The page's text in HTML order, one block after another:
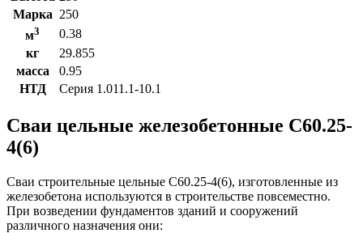
Марка 250
м3
0.38
кг
29.855
масса
0.95
НТД
Серия 1.011.1-10.1
Сваи цельные железобетонные С60.25-
4(6)
Сваи строительные цельные С60.25-4(6), изготовленные из
железобетона используются в строительстве повсеместно.
При возведении фундаментов зданий и сооружений
различного назначения они: